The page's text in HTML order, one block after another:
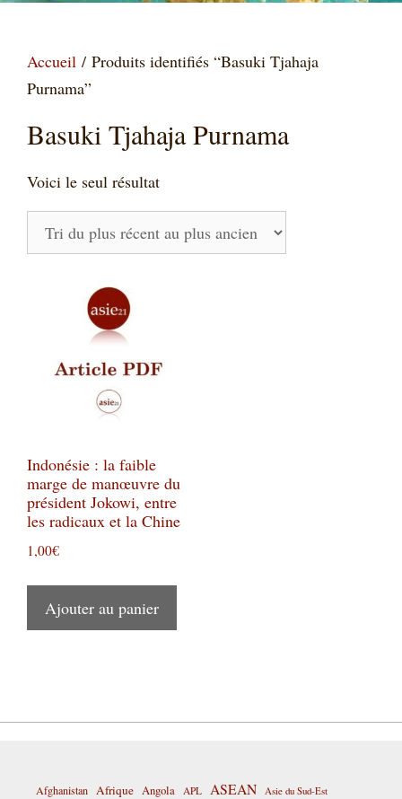
Accueil / Produits identifiés “Basuki Tjahaja
Purnama”
Basuki Tjahaja Purnama
Voici le seul résultat
Indonésie : la faible
marge de manœuvre du
président Jokowi, entre
les radicaux et la Chine
1,00€
Ajouter au panier
Afghanistan Afrique Angola APL ASEAN Asie du Sud-Est